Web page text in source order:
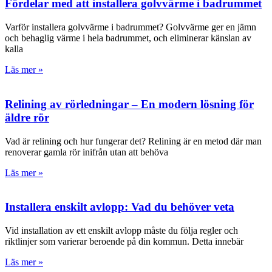
Fördelar med att installera golvvärme i badrummet
Varför installera golvvärme i badrummet? Golvvärme ger en jämn
och behaglig värme i hela badrummet, och eliminerar känslan av
kalla
Läs mer »
Relining av rörledningar – En modern lösning för
äldre rör
Vad är relining och hur fungerar det? Relining är en metod där man
renoverar gamla rör inifrån utan att behöva
Läs mer »
Installera enskilt avlopp: Vad du behöver veta
Vid installation av ett enskilt avlopp måste du följa regler och
riktlinjer som varierar beroende på din kommun. Detta innebär
Läs mer »